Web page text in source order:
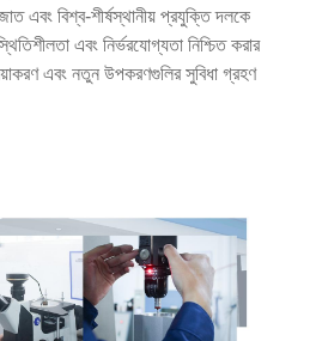
এবং বিশ্ব-শীর্ষস্থানীয় প্রযুক্তি দলকে
এবং নির্ভরযোগ্যতা নিশ্চিত করার
এবং নতুন উপকরণগুলির সুবিধা গ্রহণ